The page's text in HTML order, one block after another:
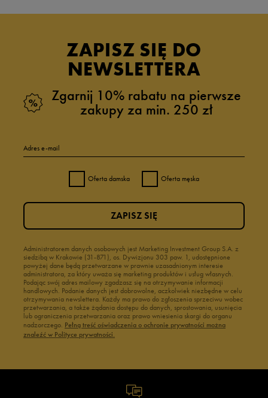
ZAPISZ SIĘ DO
NEWSLETTERA
Zgarnij 10% rabatu na pierwsze
zakupy za min. 250 zł
Adres e-mail
Oferta damska Oferta męska
Administratorem danych osobowych jest Marketing Investment Group S.A. z
siedzibą w Krakowie (31-871), os. Dywizjonu 303 paw. 1, udostępnione
powyżej dane będą przetwarzane w prawnie uzasadnionym interesie
administratora, za który uważa się marketing produktów i usług własnych.
Podając swój adres mailowy zgadzasz się na otrzymywanie informacji
handlowych. Podanie danych jest dobrowolne, aczkolwiek niezbędne w celu
otrzymywania newslettera. Każdy ma prawo do zgłoszenia sprzeciwu wobec
przetwarzania, a także żądania dostępu do danych, sprostowania, usunięcia
lub ograniczenia przetwarzania oraz prawo wniesienia skargi do organu
nadzorczego. Pełną treść oświadczenia o ochronie prywatności można
znaleźć w Polityce prywatności.
ZAPISZ SIĘ